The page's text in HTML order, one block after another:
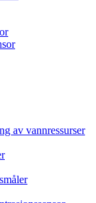
av vannressurser